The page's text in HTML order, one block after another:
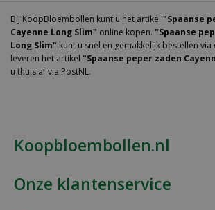
Bij KoopBloembollen kunt u het artikel "Spaanse
Cayenne Long Slim" online kopen. "Spaanse
Long Slim" kunt u snel en gemakkelijk bestellen
leveren het artikel "Spaanse peper zaden
u thuis af via PostNL.
Koopbloembollen.nl
Onze klantenservice